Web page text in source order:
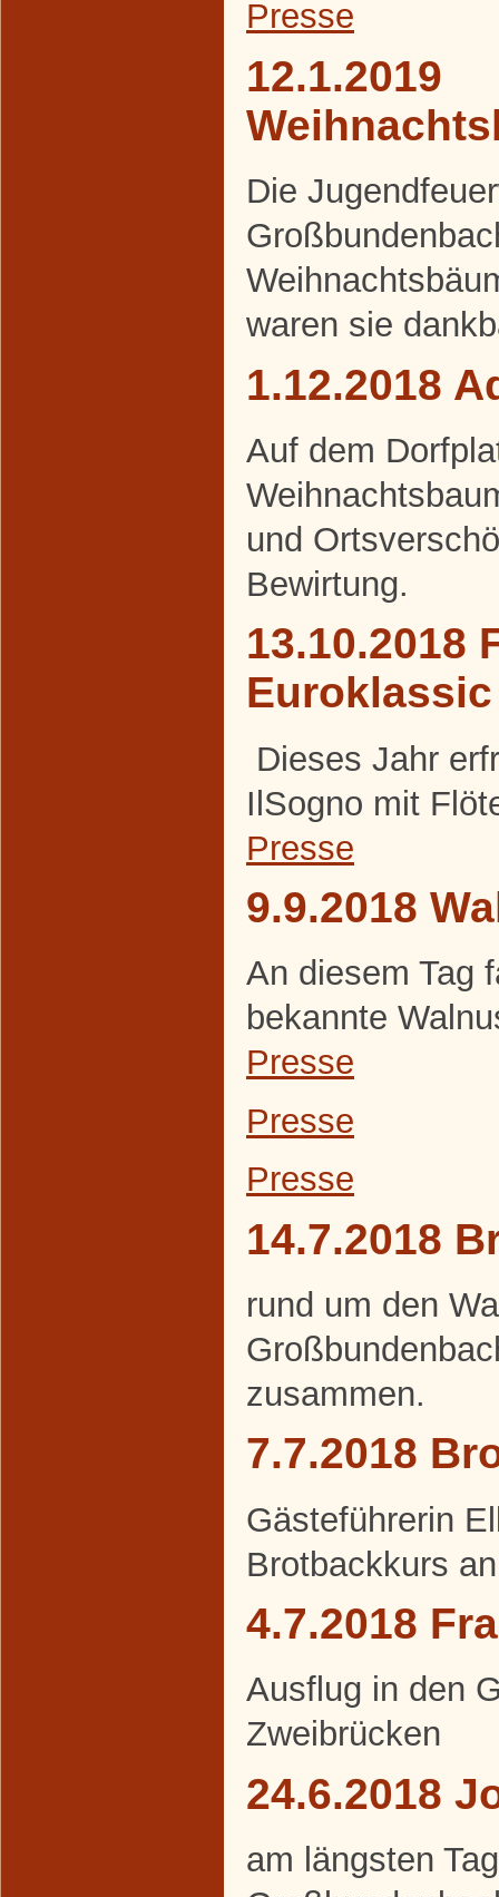
Presse
12.1.2019
Die
waren sie
1.12.2018
Auf dem
und
Bewirtung.
13.10.2018
Euroklassic
Dieses Jahr
IlSogno mit
Presse
9.9.2018
An diesem Tag
bekannte
Presse
Presse
Presse
14.7.2018
rund um den
zusammen.
7.7.2018
Gästeführerin
Brotbackkurs
4.7.2018
Ausflug in den
Zweibrücken
24.6.2018
am längsten